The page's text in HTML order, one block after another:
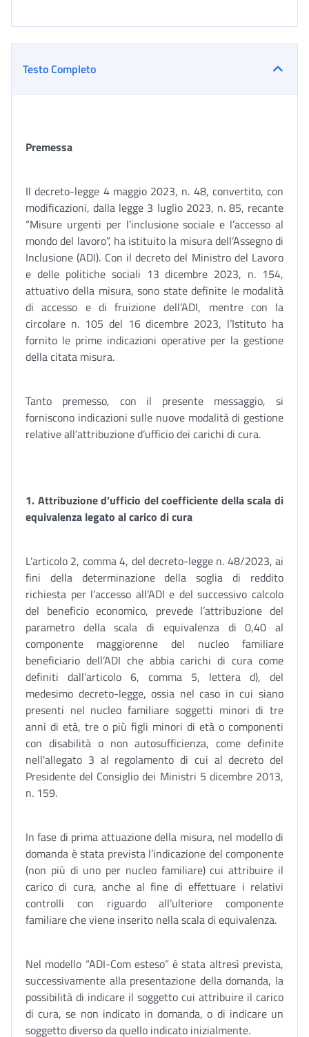
Testo Completo
Premessa
Il decreto-legge 4 maggio 2023, n. 48, convertito, con
modificazioni, dalla legge 3 luglio 2023, n. 85, recante
“Misure urgenti per l’inclusione sociale e l’accesso al
mondo del lavoro”, ha istituito la misura dell’Assegno di
Inclusione (ADI). Con il decreto del Ministro del Lavoro
e delle politiche sociali 13 dicembre 2023, n. 154,
attuativo della misura, sono state definite le modalità
di accesso e di fruizione dell’ADI, mentre con la
circolare n. 105 del 16 dicembre 2023, l’Istituto ha
fornito le prime indicazioni operative per la gestione
della citata misura.
Tanto premesso, con il presente messaggio, si
forniscono indicazioni sulle nuove modalità di gestione
relative all’attribuzione d’ufficio dei carichi di cura.
1. Attribuzione d’ufficio del coefficiente della scala di
equivalenza legato al carico di cura
L’articolo 2, comma 4, del decreto-legge n. 48/2023, ai
fini della determinazione della soglia di reddito
richiesta per l’accesso all’ADI e del successivo calcolo
del beneficio economico, prevede l’attribuzione del
parametro della scala di equivalenza di 0,40 al
componente maggiorenne del nucleo familiare
beneficiario dell’ADI che abbia carichi di cura come
definiti dall’articolo 6, comma 5, lettera d), del
medesimo decreto-legge, ossia nel caso in cui siano
presenti nel nucleo familiare soggetti minori di tre
anni di età, tre o più figli minori di età o componenti
con disabilità o non autosufficienza, come definite
nell'allegato 3 al regolamento di cui al decreto del
Presidente del Consiglio dei Ministri 5 dicembre 2013,
n. 159.
In fase di prima attuazione della misura, nel modello di
domanda è stata prevista l’indicazione del componente
(non più di uno per nucleo familiare) cui attribuire il
carico di cura, anche al fine di effettuare i relativi
controlli con riguardo all’ulteriore componente
familiare che viene inserito nella scala di equivalenza.
Nel modello “ADI-Com esteso” è stata altresì prevista,
successivamente alla presentazione della domanda, la
possibilità di indicare il soggetto cui attribuire il carico
di cura, se non indicato in domanda, o di indicare un
soggetto diverso da quello indicato inizialmente.